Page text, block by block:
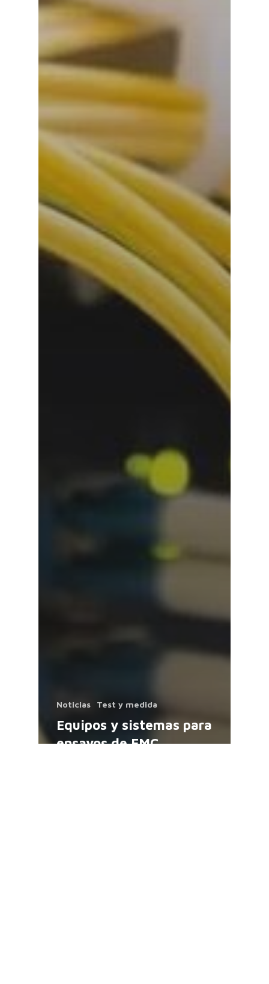
Noticias Test y medida
Equipos y sistemas para
ensayos de EMC